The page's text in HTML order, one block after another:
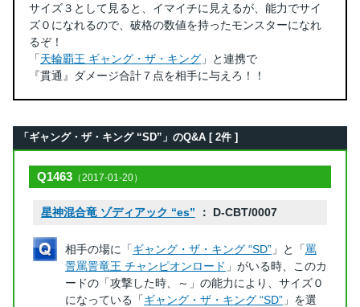
サイズ３として見ると、イマイチに見えるが、能力でサイ
ズ０になれるので、破格の数値を持ったモンスターになれ
るぞ！
「天輪覇王 ギャング・ザ・キング 」と連携で
『貫通』ダメージ合計７点を相手に与えろ！！
「ギャング・ザ・キング “SD”」のQ&A [ 2件 ]
Q1463 （2017-01-20）
星神混合竜 ゾディアック “es” ： D-CBT/0007
相手の場に「ギャング・ザ・キング “SD” 」と「罵
詈罵詈竜王 チャンピオンロード 」がいる時、このカ
ードの「攻撃した時、～」の能力により、サイズ０
になっている「ギャング・ザ・キング “SD” 」を選